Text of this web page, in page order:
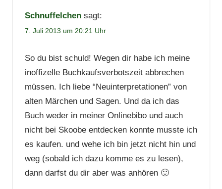
Schnuffelchen sagt:
7. Juli 2013 um 20:21 Uhr
So du bist schuld! Wegen dir habe ich meine
inoffizelle Buchkaufsverbotszeit abbrechen
müssen. Ich liebe “Neuinterpretationen” von
alten Märchen und Sagen. Und da ich das
Buch weder in meiner Onlinebibo und auch
nicht bei Skoobe entdecken konnte musste ich
es kaufen. und wehe ich bin jetzt nicht hin und
weg (sobald ich dazu komme es zu lesen),
dann darfst du dir aber was anhören 🙂